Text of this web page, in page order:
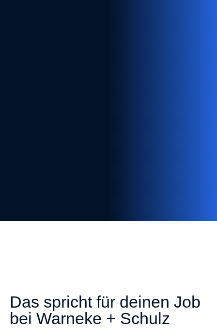
Das spricht für deinen Job
bei Warneke + Schulz